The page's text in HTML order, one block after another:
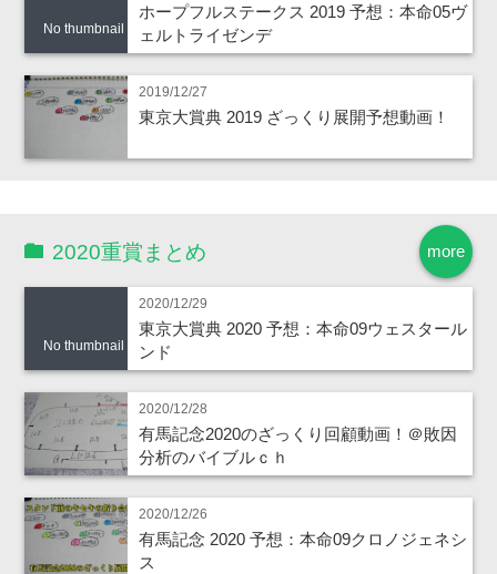
No thumbnail
ホープフルステークス 2019 予想：本命05ヴ
ェルトライゼンデ
2019/12/27
東京大賞典 2019 ざっくり展開予想動画！
more
2020重賞まとめ
No thumbnail
2020/12/29
東京大賞典 2020 予想：本命09ウェスタール
ンド
2020/12/28
有馬記念2020のざっくり回顧動画！＠敗因
分析のバイブルｃｈ
2020/12/26
有馬記念 2020 予想：本命09クロノジェネシ
ス